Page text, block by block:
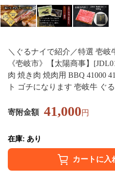
＼ぐるナイで紹介／特選 壱岐
《壱岐市》【太陽商事】
肉 焼き肉 焼肉用 BBQ 41000 41000円 のし プレ
ト ゴチになります 壱岐牛 ぐ
寄附金額 41,000円
在庫: あり